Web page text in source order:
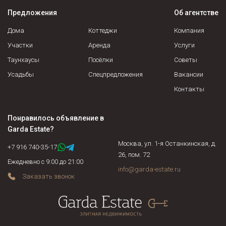
доверенности, нужно подтвердить действительность
доверенности на момент сделки и т.д.
недвижимости, и не станет выставлять на продажу объекты
по завышенной цене.
Предложения
Дома
Участки
Таунхаусы
Усадьбы
Коттеджи
Аренда
Посёлки
Спецпредложения
Об агентстве
Компания
Услуги
Советы
Вакансии
Контакты
Понравилось объявление в
Garda Estate?
+7 916 740-35-17
Ежедневно с 9:00 до 21:00
Заказать звонок
Москва, ул. 1-я Останкинская, д.
26, пом. 72
info@garda-estate.ru